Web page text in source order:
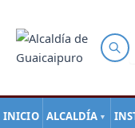
INICIO ALCALDÍA ▼
contenido
de
entradas